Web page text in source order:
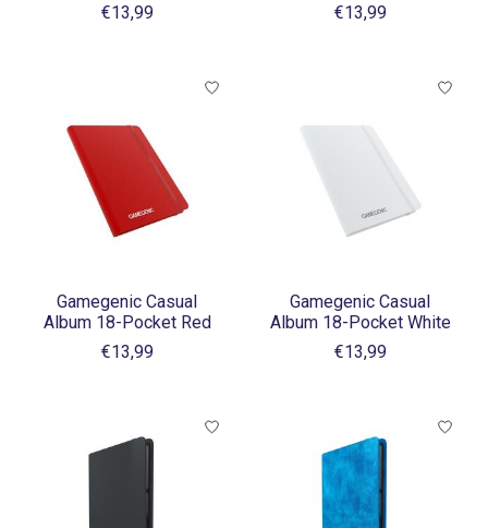
€13,99
€13,99
Gamegenic Casual
Album 18-Pocket Red
€13,99
Gamegenic Casual
Album 18-Pocket White
€13,99